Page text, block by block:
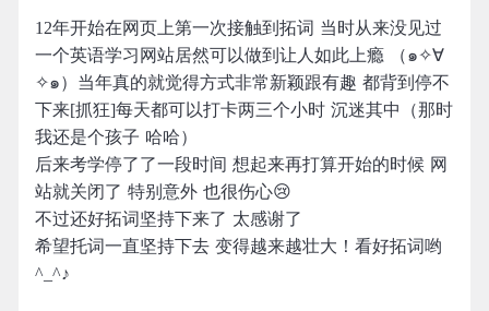
12年开始在网页上第一次接触到拓词 当时从来没见过
一个英语学习网站居然可以做到让人如此上瘾 （๑✧∀
✧๑）当年真的就觉得方式非常新颖跟有趣 都背到停不
下来[抓狂]每天都可以打卡两三个小时 沉迷其中（那时
我还是个孩子 哈哈）
后来考学停了了一段时间 想起来再打算开始的时候 网
站就关闭了 特别意外 也很伤心😢
不过还好拓词坚持下来了 太感谢了
希望托词一直坚持下去 变得越来越壮大！看好拓词哟
^_^♪